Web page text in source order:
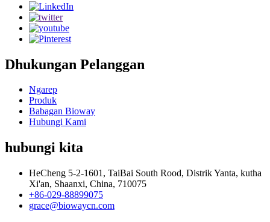
Dhukungan Pelanggan
Ngarep
Produk
Babagan Bioway
Hubungi Kami
hubungi kita
HeCheng 5-2-1601, TaiBai South Rood, Distrik Yanta, kutha
Xi'an, Shaanxi, China, 710075
+86-029-88899075
grace@biowaycn.com